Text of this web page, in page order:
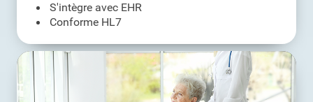
S'intègre avec EHR
Conforme HL7